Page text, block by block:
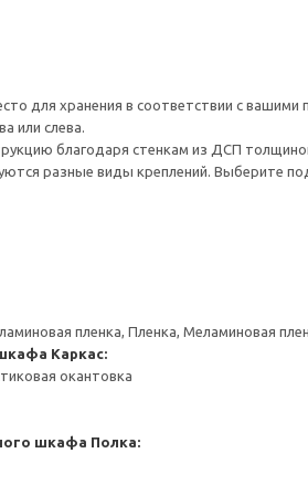
для хранения в соответствии с вашими
или слева.
благодаря стенкам из ДСП
разные виды креплений. Выберите
пленка, Пленка, Меламиновая
Каркас:
окантовка
шкафа Полка: